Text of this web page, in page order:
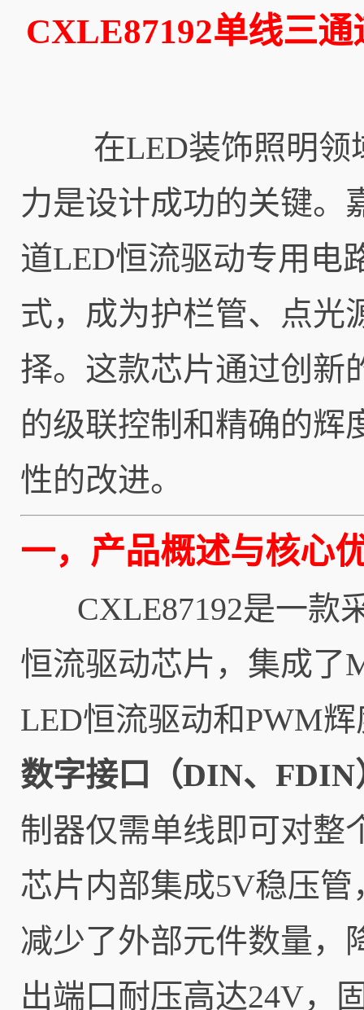
CXLE87192单线三
在LED装饰照明领域
力是设计成功的关键。
道LED恒流驱动专用电
式，成为护栏管、点光
择。这款芯片通过创新
的级联控制和精确的辉
性的改进。
一，产品概述与核心
CXLE87192是一款
恒流驱动芯片，集成了
LED恒流驱动和PWM
数字接口（DIN、
制器仅需单线即可对整
芯片内部集成5V稳压
减少了外部元件数量，
出端口耐压高达24V，